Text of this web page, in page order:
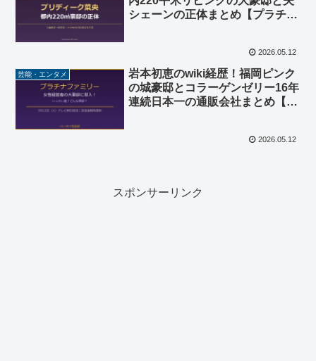
シェーンの正体まとめ【プラチナ
2026.05.12
芸能・エンタメ
岩本初恵のwiki経歴！福岡ピンク
の城豪邸とコラーゲンゼリー16年
連続日本一の通販会社まとめ【プ
2026.05.12
スポンサーリンク